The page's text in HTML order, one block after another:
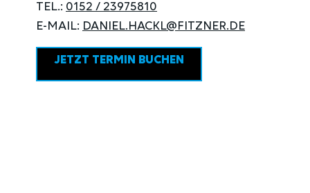
TEL.: 0152 / 23975810
E-MAIL: DANIEL.HACKL@FITZNER.DE
JETZT TERMIN BUCHEN